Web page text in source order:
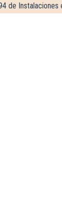
de Instalaciones